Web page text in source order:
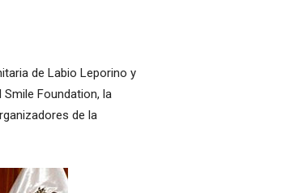
de Labio Leporino y
Foundation, la
de la